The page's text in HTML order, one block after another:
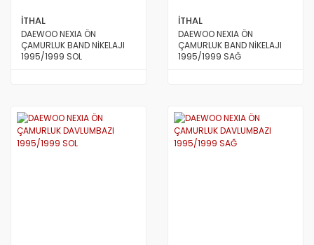
İTHAL
DAEWOO NEXIA ÖN
ÇAMURLUK BAND NİKELAJI
1995/1999 SOL
İTHAL
DAEWOO NEXIA ÖN
ÇAMURLUK BAND NİKELAJI
1995/1999 SAĞ